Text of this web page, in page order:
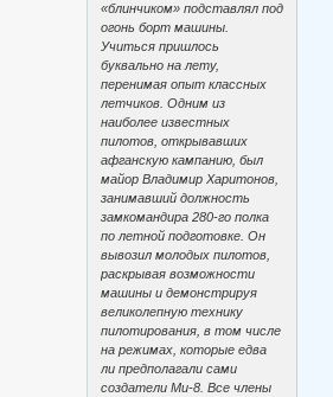
«блинчиком» подставлял под
огонь борт машины.
Учиться пришлось
буквально на лету,
перенимая опыт классных
летчиков. Одним из
наиболее известных
пилотов, открывавших
афганскую кампанию, был
майор Владимир Харитонов,
занимавший должность
замкомандира 280-го полка
по летной подготовке. Он
вывозил молодых пилотов,
раскрывая возможности
машины и демонстрируя
великолепную технику
пилотирования, в том числе
на режимах, которые едва
ли предполагали сами
создатели Ми-8. Все члены